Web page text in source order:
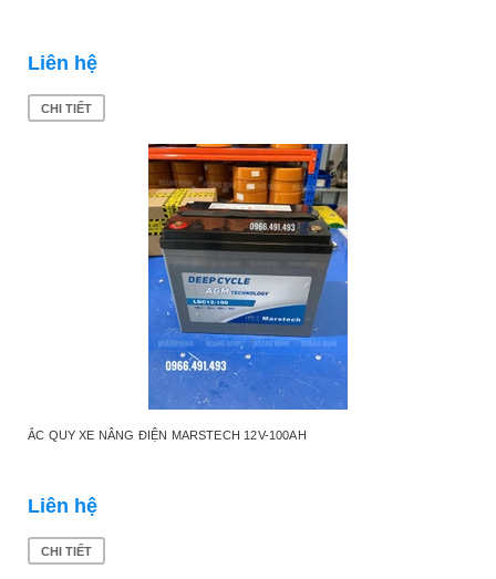
Liên hệ
CHI TIẾT
ẮC QUY XE NÂNG ĐIỆN MARSTECH 12V-100AH
Liên hệ
CHI TIẾT